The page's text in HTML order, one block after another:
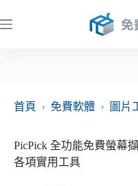
至
首頁
› 免費軟體 › 圖片
PicPick 全功能免費螢幕
各項實用工具